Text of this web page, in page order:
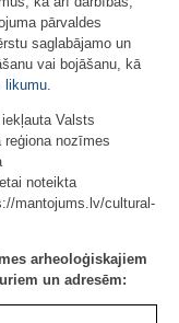
pārvaldes
saglabājamo un
vai bojāšanu, kā
likumu.
Valsts
nozīmes
noteikta
mantojums.lv/cultural-
arheoloģiskajiem
un adresēm: